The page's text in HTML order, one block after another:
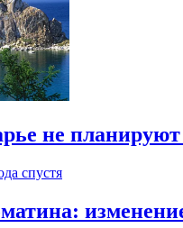
не планируют
спустя